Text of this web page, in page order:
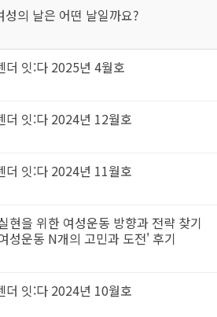
의 날은 어떤 날일까요?
더 잇:다 2025년 4월호
더 잇:다 2024년 12월호
더 잇:다 2024년 11월호
현을 위한 여성운동 방향과 전략 찾기
성운동 N개의 고민과 도전' 후기
더 잇:다 2024년 10월호